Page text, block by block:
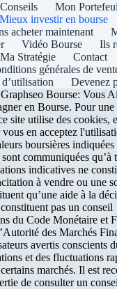
Mon
Mieux investir en bourse
acheter maintenant
Vidéo Bourse
Ils
Ma Stratégie
Contact
générales de
Devenez
Bourse: Vous
en Bourse. Pour
site utilise des cookies,
en acceptez
boursières indiquées
communiquées qu’à
indicatives ne
à vendre ou une
qu’une aide à la
pas un conseil
du Code Monétaire et
des Marchés
avertis conscients
et des fluctuations
marchés. Il est
de consulter un